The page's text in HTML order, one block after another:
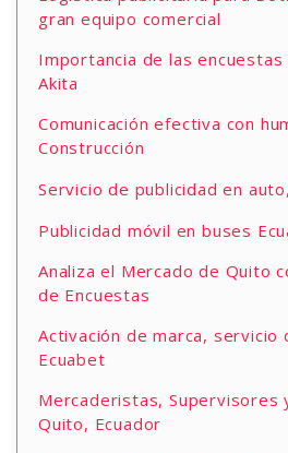
gran equipo comercial
Importancia de las encuestas
Akita
Comunicación efectiva con
Construcción
Servicio de publicidad en
Publicidad móvil en buses
Analiza el Mercado de Quito
de Encuestas
Activación de marca,
Ecuabet
Mercaderistas, Supervisores
Quito, Ecuador